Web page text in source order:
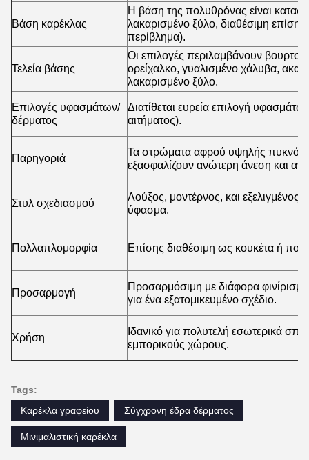
Βάση καρέκλας
Η βάση της πολυθρόνας είναι
λακαρισμένο ξύλο, διαθέσιμη επίσης
περίβλημα).
Τελεία βάσης
Οι επιλογές περιλαμβάνουν
ορείχαλκο, γυαλισμένο χάλυβα,
λακαρισμένο ξύλο.
Επιλογές υφασμάτων/
δέρματος
Διατίθεται ευρεία επιλογή
αιτήματος).
Παρηγοριά
Τα στρώματα αφρού υψηλής
εξασφαλίζουν ανώτερη άνεση και
Στυλ σχεδιασμού
Λούξος, μοντέρνος, και εξελιγμένος
ύφασμα.
Πολλαπλομορφία Επίσης διαθέσιμη ως κουκέτα ή
Προσαρμογή
Προσαρμόσιμη με διάφορα
για ένα εξατομικευμένο σχέδιο.
Χρήση
Ιδανικό για πολυτελή εσωτερικά
εμπορικούς χώρους.
Tags:
Καρέκλα γραφείου
Σύγχρονη έδρα δέρματος
Μινιμαλιστική καρέκλα